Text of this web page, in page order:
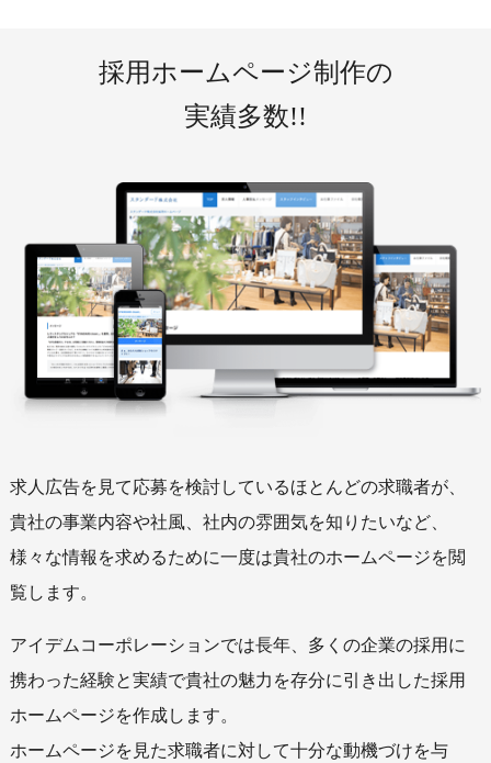
採用ホームページ制作の
実績多数!!
求人広告を見て応募を検討しているほとんどの求職者が、
貴社の事業内容や社風、社内の雰囲気を知りたいなど、
様々な情報を求めるために一度は貴社のホームページを閲
覧します。
アイデムコーポレーションでは長年、多くの企業の採用に
携わった経験と実績で貴社の魅力を存分に引き出した採用
ホームページを作成します。
ホームページを見た求職者に対して十分な動機づけを与